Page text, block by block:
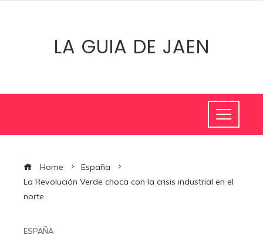
LA GUIA DE JAEN
Home
España
La Revolución Verde choca con la crisis industrial en el
norte
ESPAÑA